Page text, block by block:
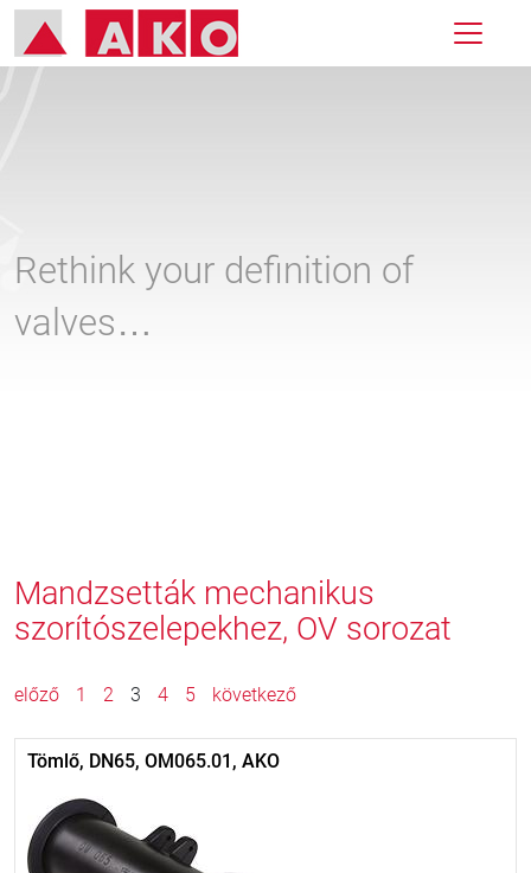
Rethink your definition of
valves…
Mandzsetták mechanikus
szorítószelepekhez, OV sorozat
előző 1 2 3 4 5 következő
Tömlő, DN65, OM065.01, AKO